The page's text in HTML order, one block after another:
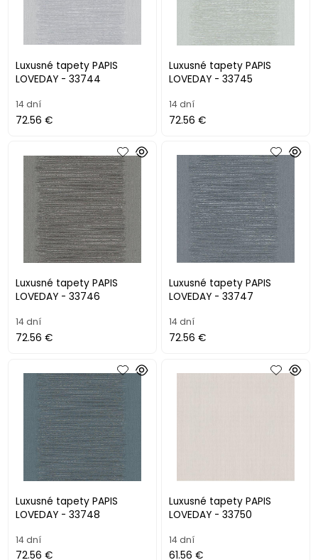
Luxusné tapety PAPIS
LOVEDAY - 33744
14 dní
72.56 €
Luxusné tapety PAPIS
LOVEDAY - 33745
14 dní
72.56 €
Luxusné tapety PAPIS
LOVEDAY - 33746
14 dní
72.56 €
Luxusné tapety PAPIS
LOVEDAY - 33747
14 dní
72.56 €
Luxusné tapety PAPIS
LOVEDAY - 33748
14 dní
72.56 €
Luxusné tapety PAPIS
LOVEDAY - 33750
14 dní
61.56 €